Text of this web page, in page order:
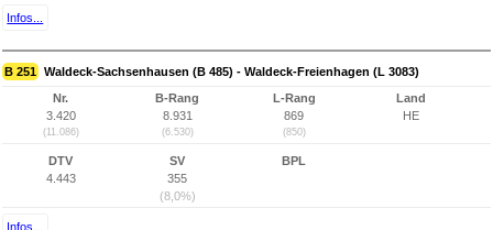
Infos...
B 251 Waldeck-Sachsenhausen (B 485) - Waldeck-Freienhagen (L 3083)
Nr.
3.420
(11.086)
B-Rang
8.931
(6.530)
L-Rang
869
(850)
Land
HE
DTV
4.443
SV
355
(8,0%)
BPL
Infos...